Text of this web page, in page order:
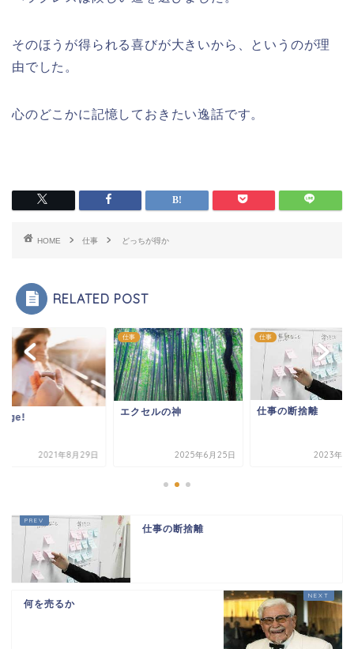
そのほうが得られる喜びが大きいから、というのが理
由でした。
心のどこかに記憶しておきたい逸話です。
HOME 仕事 どっちが得か
RELATED POST
2021年8月29日
仕事
エクセルの神
2025年6月25日
仕事
仕事の断捨離
2023年1
仕事の断捨離
何を売るか